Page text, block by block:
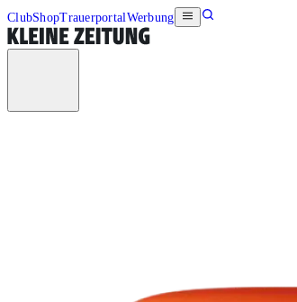
ClubShopTrauerportalWerbung